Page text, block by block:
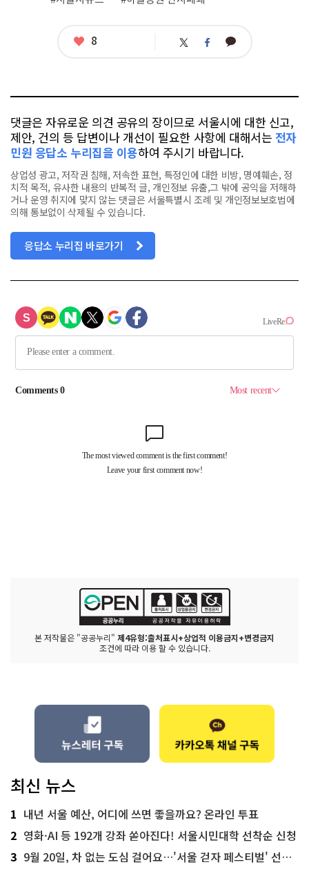
좋
8 트 페 카
댓글은 자유로운 의견 공유의 장이므로 서울시에 대한 신고,
제안, 건의 등 답변이나 개선이 필요한 사항에 대해서는 전자
민원 응답소 누리집을 이용하여 주시기 바랍니다.
상업성 광고, 저작권 침해, 저속한 표현, 특정인에 대한 비방, 명예훼손, 정
치적 목적, 유사한 내용의 반복적 글, 개인정보 유출,그 밖에 공익을 저해하
거나 운영 취지에 맞지 않는 댓글은 서울특별시 조례 및 개인정보보호법에
의해 통보없이 삭제될 수 있습니다.
응답소 누리집 바로가기
본 저작물은 "공공누리" 제4유형:출처표시+상업적 이용금지+변경금지
조건에 따라 이용 할 수 있습니다.
최신 뉴스
1 내년 서울 예산, 어디에 쓰면 좋을까요? 온라인 투표
2 영화·AI 등 192개 강좌 쏟아진다! 서울시민대학 선착순 신청
3 9월 20일, 차 없는 도심 걸어요…'서울 걷자 페스티벌' 선착순 5천명